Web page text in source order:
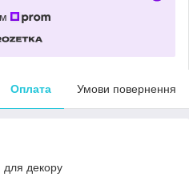
Оплата Умови повернення
для декору